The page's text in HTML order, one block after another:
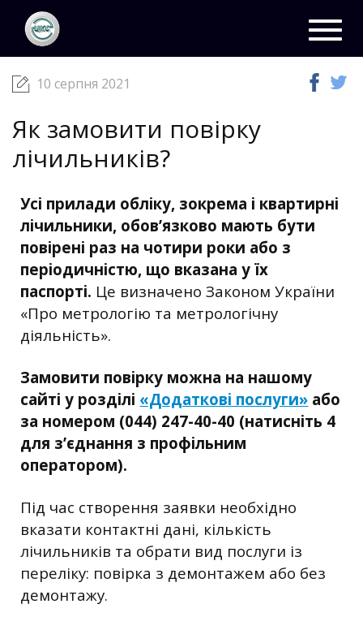
ЦКС
10 серпня 2021
Як замовити повірку
лічильників?
Усі прилади обліку, зокрема і квартирні
лічильники, обов’язково мають бути
повірені раз на чотири роки або з
періодичністю, що вказана у їх
паспорті. Це визначено Законом України
«Про метрологію та метрологічну
діяльність».
Замовити повірку можна на нашому
сайті у розділі «Додаткові послуги» або
за номером (044) 247-40-40 (натисніть 4
для з’єднання з профільним
оператором).
Під час створення заявки необхідно
вказати контактні дані, кількість
лічильників та обрати вид послуги із
переліку: повірка з демонтажем або без
демонтажу.